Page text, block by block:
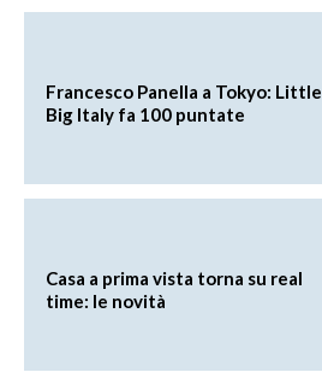
Francesco Panella a Tokyo: Little
Big Italy fa 100 puntate
Casa a prima vista torna su real
time: le novità